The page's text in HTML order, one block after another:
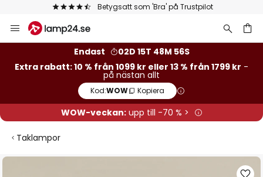
Betygsatt som 'Bra' på Trustpilot
Hoppa
till
Endast
02D 15T 48M 55S
Extra rabatt: 10 % från 1099 kr eller 13 % från 1799 kr -
på nästan allt
Kod:WOW Kopiera
WOW-veckan:upp till -70 % >
Taklampor
Hoppa